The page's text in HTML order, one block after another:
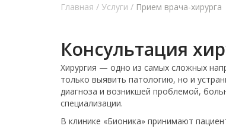
Главная / Услуги / Прием врача-хирурга
Консультация
Хирургия — одно из самых сложных
только выявить патологию, но и
диагноза и возникшей проблемой,
специализации.
В клинике «Бионика» принимают